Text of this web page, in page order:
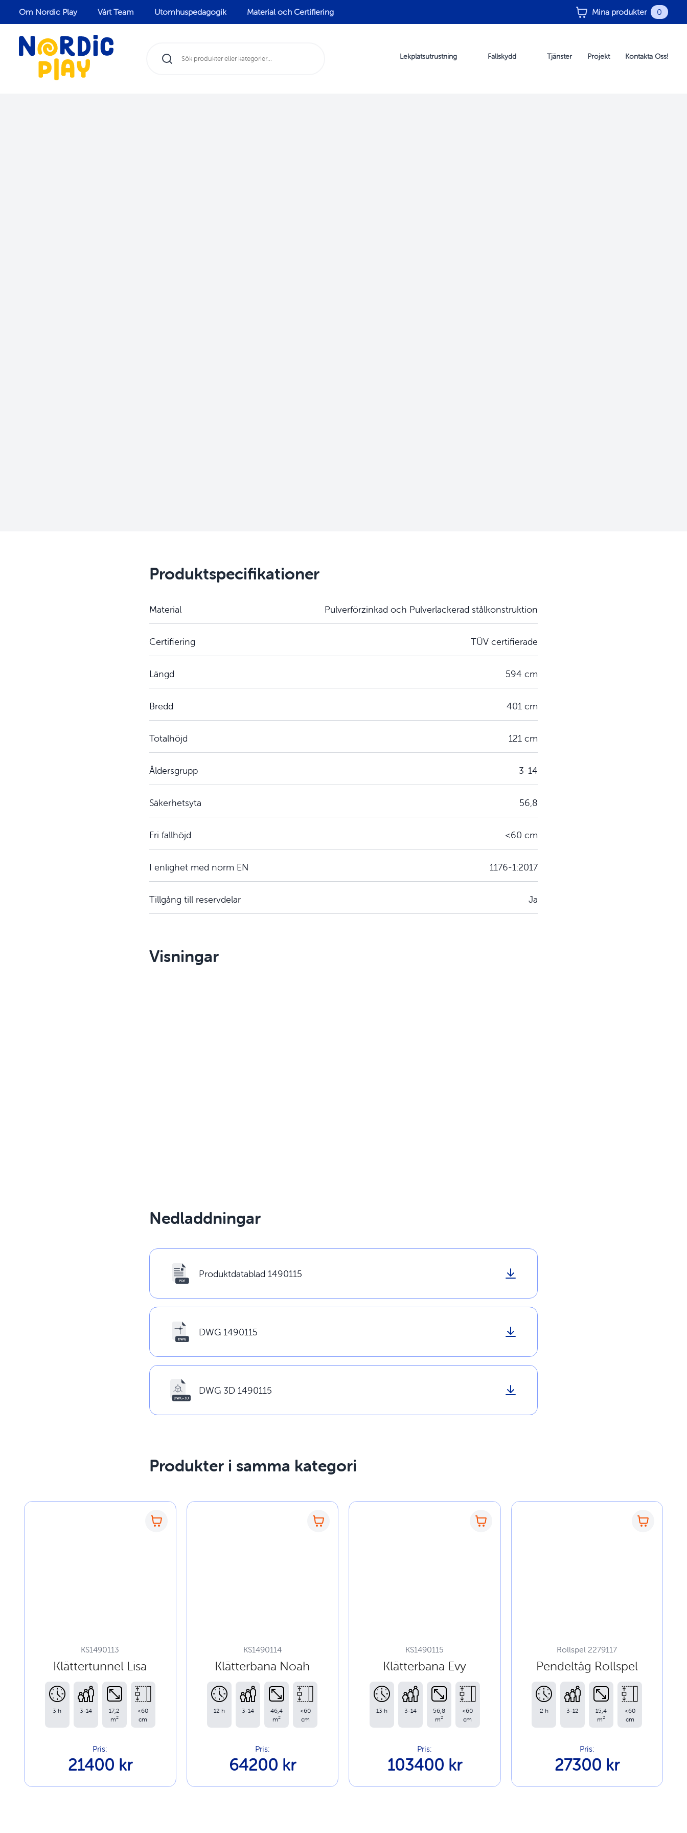
Om Nordic Play Vårt Team Utomhuspedagogik Material och Certifiering Mina produkter 0
Lekplatsutrustning Fallskydd Tjänster Projekt Kontakta Oss!
Produktspecifikationer
Material Pulverförzinkad och Pulverlackerad stålkonstruktion
Certifiering TÜV certifierade
Längd 594 cm
Bredd 401 cm
Totalhöjd 121 cm
Åldersgrupp 3-14
Säkerhetsyta 56,8
Fri fallhöjd <60 cm
I enlighet med norm EN 1176-1:2017
Tillgång till reservdelar Ja
Visningar
Nedladdningar
Produktdatablad 1490115
DWG 1490115
DWG 3D 1490115
Produkter i samma kategori
KS1490113
Klättertunnel Lisa
3 h 3-14
17,2
m2
<60
cm
Pris:
21400 kr
KS1490114
Klätterbana Noah
12 h 3-14
46,4
m2
<60
cm
Pris:
64200 kr
KS1490115
Klätterbana Evy
13 h 3-14
56,8
m2
<60
cm
Pris:
103400 kr
Rollspel 2279117
Pendeltåg Rollspel
2 h 3-12
15,4
m2
<60
cm
Pris:
27300 kr